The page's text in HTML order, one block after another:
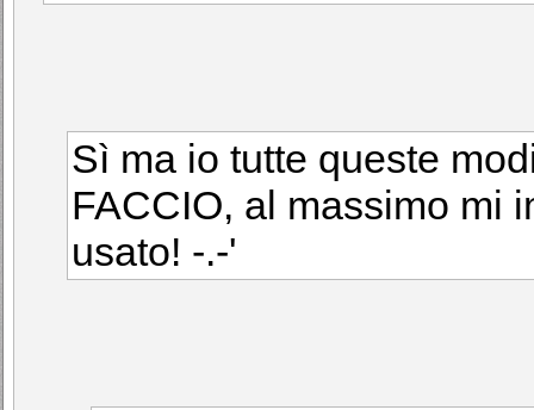
Sì ma io tutte queste
FACCIO, al massimo mi
usato! -.-'